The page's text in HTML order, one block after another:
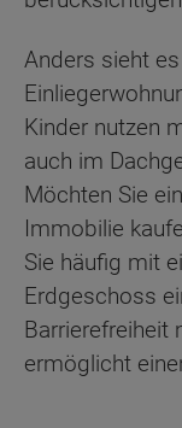
Anders sieht
Kinder nutzen
auch im
Möchten Sie ein
Immobilie
Sie häufig mit
Erdgeschoss
Barrierefreiheit
ermöglicht